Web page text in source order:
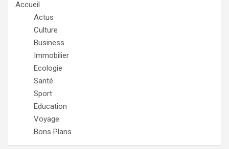
Accueil
Actus
Culture
Business
Immobilier
Ecologie
Santé
Sport
Education
Voyage
Bons Plans